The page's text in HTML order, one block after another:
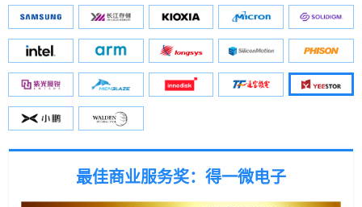
最佳商业服务奖：得一微电子